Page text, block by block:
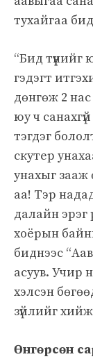
тухайгаа
“Бид
гэдэгт
дөнгөж 2 нас
юу ч
тэгдэг
скутер
унахыг зааж
аа! Тэр
далайн эрэг
хоёрын
биднээс
асуув. Учир
хэлсэн
зүйлийг
Өнгөрсөн